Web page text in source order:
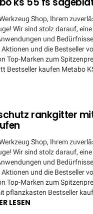
Shop, Ihrem
Wir sind stolz darauf,
und
und die Bestseller
Top-Marken zum
Bestseller kaufen Metabo
rankgitter
Shop, Ihrem
Wir sind stolz darauf,
und
und die Bestseller
Top-Marken zum
pflanzkasten Bestseller
LESEN